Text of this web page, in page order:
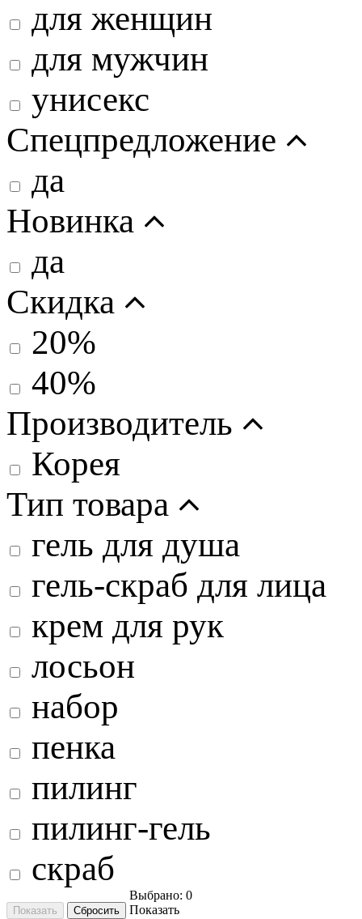
для женщин
для мужчин
унисекс
Спецпредложение
да
Новинка
да
Скидка
20%
40%
Производитель
Корея
Тип товара
гель для душа
гель-скраб для лица
крем для рук
лосьон
набор
пенка
пилинг
пилинг-гель
скраб
Выбрано: 0
Показать